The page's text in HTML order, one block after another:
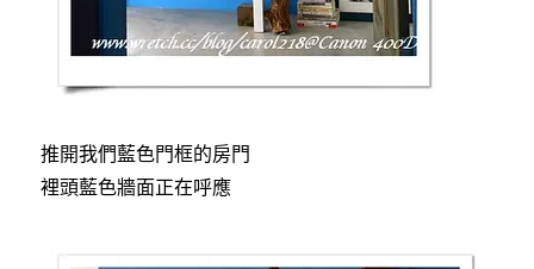
推開我們藍色門框的房門
裡頭藍色牆面正在呼應